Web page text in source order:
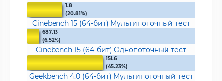
1.8
(20.81%)
Cinebench 15 (64-бит) Мультипоточный тест
687.13
(6.52%)
Cinebench 15 (64-бит) Однопоточный тест
151.6
(45.23%)
Geekbench 4.0 (64-бит) Мультипоточный тест